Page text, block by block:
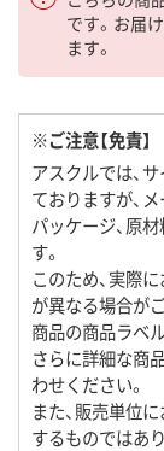
です。お届
ます。
※ご注意【免責】
アスクルでは、
ておりますが、メ
パッケージ、原
す。
このため、実際
が異なる場合が
商品の商品ラベ
さらに詳細な商
わせください。
また、販売単位
するものではあ